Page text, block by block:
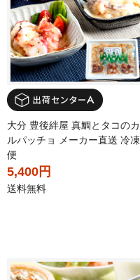
大分 豊後絆屋 真鯛とタコのカ
ルパッチョ メーカー直送 冷凍
便
5,400円
送料無料